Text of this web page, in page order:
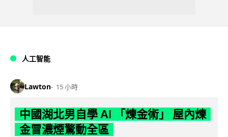
人工智能
Lawton 15 小時
中國湖北男自學 AI 「煉金術」 屋內煉
金冒濃煙驚動全區